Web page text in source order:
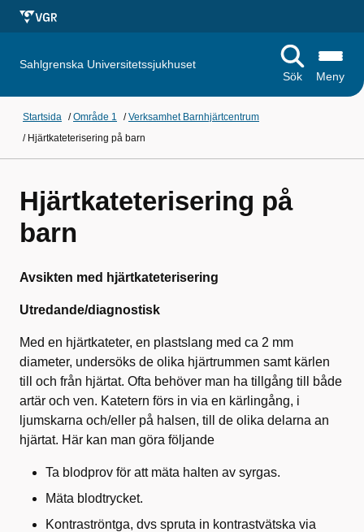
Sahlgrenska Universitetssjukhuset
Sök
Meny
Startsida /Område 1 /Verksamhet Barnhjärtcentrum
/ Hjärtkateterisering på barn
Hjärtkateterisering på
barn
Avsikten med hjärtkateterisering
Utredande/diagnostisk
Med en hjärtkateter, en plastslang med ca 2 mm
diameter, undersöks de olika hjärtrummen samt kärlen
till och från hjärtat. Ofta behöver man ha tillgång till både
artär och ven. Katetern förs in via en kärlingång, i
ljumskarna och/eller på halsen, till de olika delarna an
hjärtat. Här kan man göra följande
Ta blodprov för att mäta halten av syrgas.
Mäta blodtrycket.
Kontraströntga, dvs spruta in kontrastvätska via